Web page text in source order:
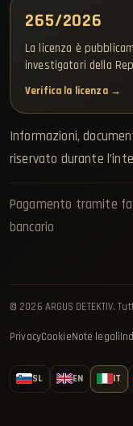
265/2026
La licenza è
investigatori della
Verifica la licenza →
Informazioni,
riservato durante
Pagamento tramite
bancario
© 2026 ARGUS DETEKTIV.
PrivacyCookieNote legali
SL EN IT